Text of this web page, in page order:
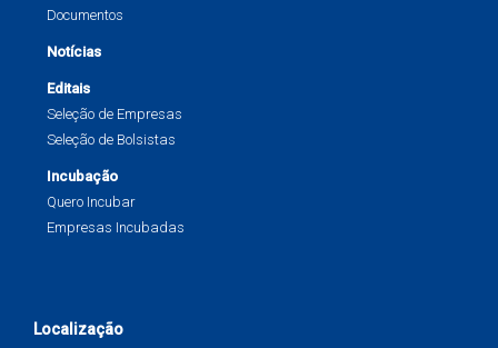
Documentos
Notícias
Editais
Seleção de Empresas
Seleção de Bolsistas
Incubação
Quero Incubar
Empresas Incubadas
Localização